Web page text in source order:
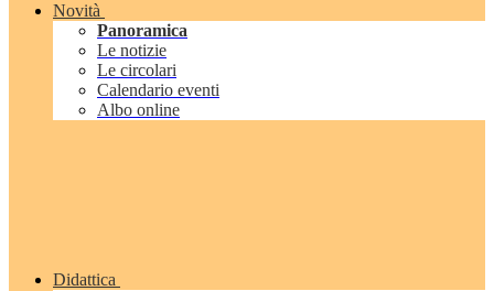
Novità
Panoramica
Le notizie
Le circolari
Calendario eventi
Albo online
Didattica